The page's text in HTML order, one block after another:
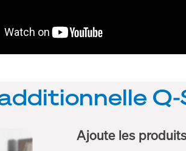
Ajoute les